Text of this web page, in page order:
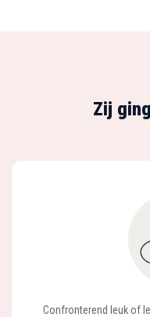
Zij
Confronterend leuk of